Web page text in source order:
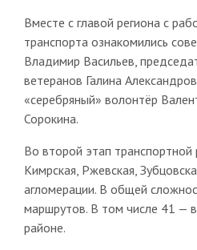
Вместе с главой региона с
транспорта ознакомились
Владимир Васильев,
ветеранов Галина
«серебряный» волонтёр
Сорокина.
Во второй этап
Кимрская, Ржевская,
агломерации. В общей
маршрутов. В том числе 41 —
районе.